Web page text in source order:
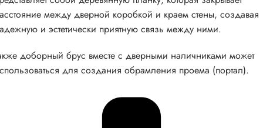
между дверной коробкой и краем стены, создавая
и эстетически приятную связь между ними.
доборный брус вместе с дверными наличниками может
для создания обрамления проема (портал).